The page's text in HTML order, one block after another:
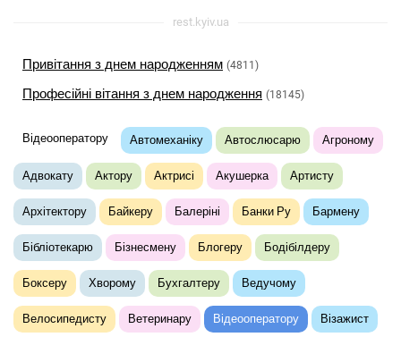
rest.kyiv.ua
Привітання з днем ​​народженням (4811)
Професійні вітання з днем ​​народження (18145)
Відеооператору Автомеханіку Автослюсарю Агроному
Адвокату Актору Актрисі Акушерка Артисту
Архітектору Байкеру Балеріні Банки Ру Бармену
Бібліотекарю Бізнесмену Блогеру Бодібілдеру
Боксеру Хворому Бухгалтеру Ведучому
Велосипедисту Ветеринару Відеооператору Візажист